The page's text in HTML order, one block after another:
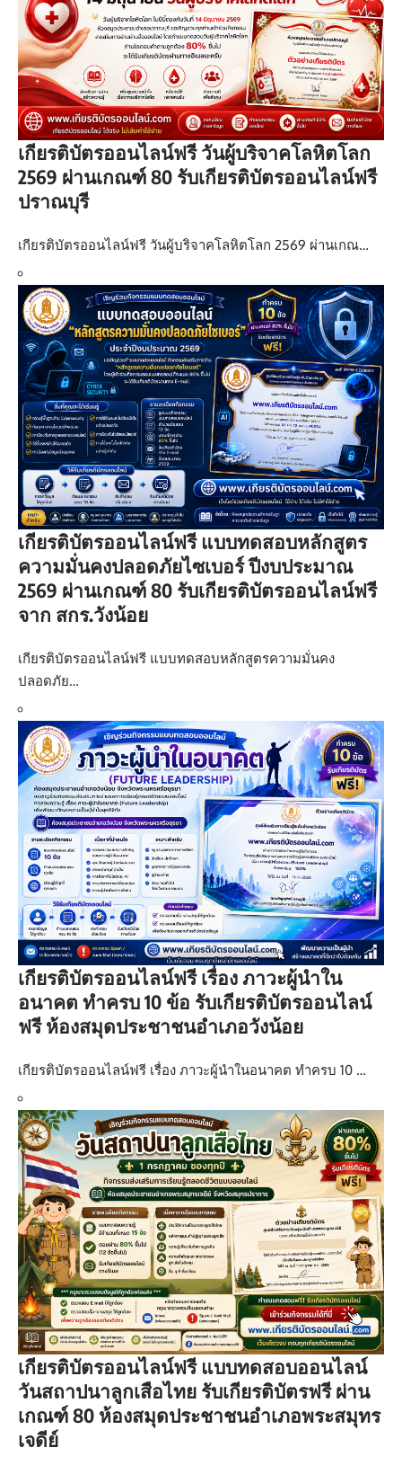
เกียรติบัตรออนไลน์ฟรี วันผู้บริจาคโลหิตโลก
2569 ผ่านเกณฑ์ 80 รับเกียรติบัตรออนไลน์ฟรี
ปราณบุรี
เกียรติบัตรออนไลน์ฟรี วันผู้บริจาคโลหิตโลก 2569 ผ่านเกณ…
เกียรติบัตรออนไลน์ฟรี แบบทดสอบหลักสูตร
ความมั่นคงปลอดภัยไซเบอร์ ปีงบประมาณ
2569 ผ่านเกณฑ์ 80 รับเกียรติบัตรออนไลน์ฟรี
จาก สกร.วังน้อย
เกียรติบัตรออนไลน์ฟรี แบบทดสอบหลักสูตรความมั่นคง
ปลอดภัย…
เกียรติบัตรออนไลน์ฟรี เรื่อง ภาวะผู้นำใน
อนาคต ทำครบ 10 ข้อ รับเกียรติบัตรออนไลน์
ฟรี ห้องสมุดประชาชนอำเภอวังน้อย
เกียรติบัตรออนไลน์ฟรี เรื่อง ภาวะผู้นำในอนาคต ทำครบ 10 …
เกียรติบัตรออนไลน์ฟรี แบบทดสอบออนไลน์
วันสถาปนาลูกเสือไทย รับเกียรติบัตรฟรี ผ่าน
เกณฑ์ 80 ห้องสมุดประชาชนอำเภอพระสมุทร
เจดีย์